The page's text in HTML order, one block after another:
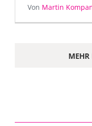
Von Martin
MEHR